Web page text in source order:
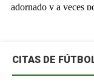
CITAS DE